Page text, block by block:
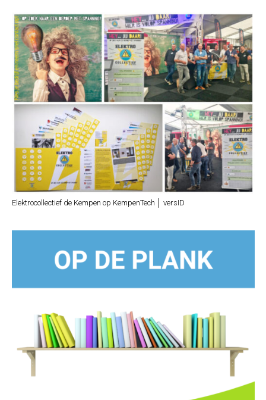
Elektrocollectief de Kempen op KempenTech │ versID